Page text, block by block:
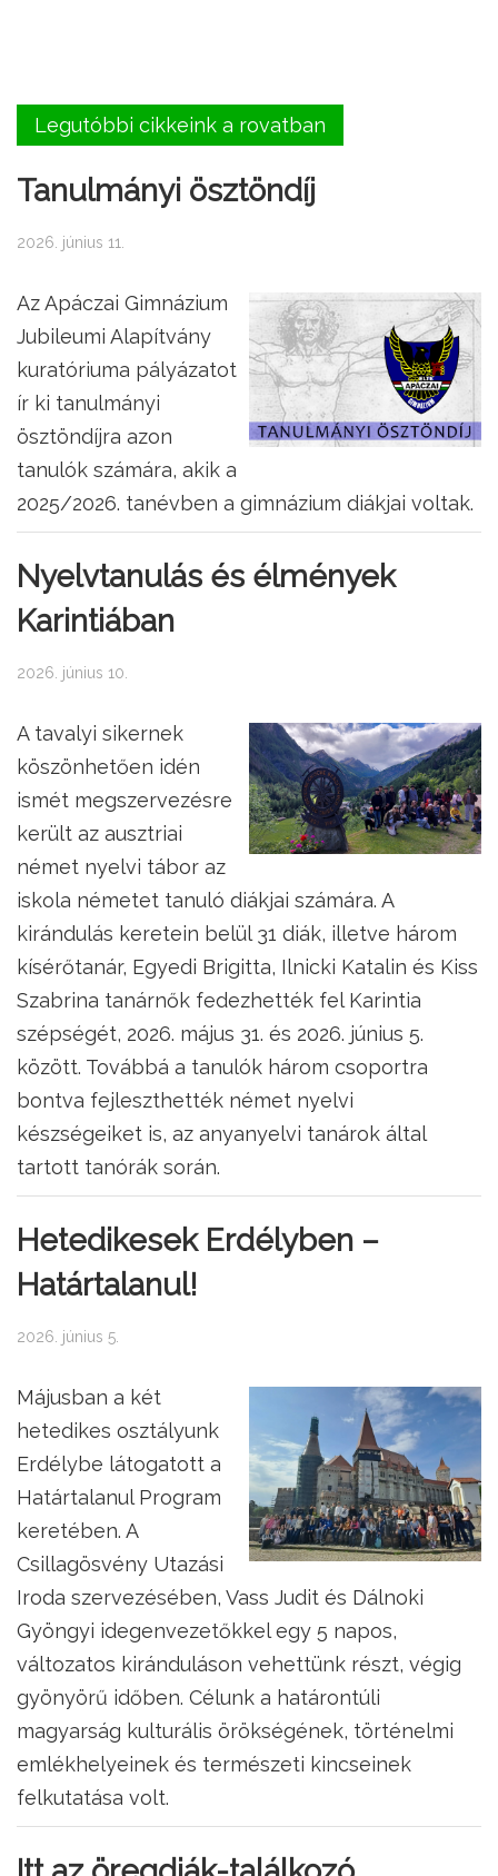
Legutóbbi cikkeink a rovatban
Tanulmányi ösztöndíj
2026. június 11.
Az Apáczai Gimnázium
Jubileumi Alapítvány
kuratóriuma pályázatot
ír ki tanulmányi
ösztöndíjra azon
tanulók számára, akik a
2025/2026. tanévben a gimnázium diákjai voltak.
Nyelvtanulás és élmények
Karintiában
2026. június 10.
A tavalyi sikernek
köszönhetően idén
ismét megszervezésre
került az ausztriai
német nyelvi tábor az
iskola németet tanuló diákjai számára. A
kirándulás keretein belül 31 diák, illetve három
kísérőtanár, Egyedi Brigitta, Ilnicki Katalin és Kiss
Szabrina tanárnők fedezhették fel Karintia
szépségét, 2026. május 31. és 2026. június 5.
között. Továbbá a tanulók három csoportra
bontva fejleszthették német nyelvi
készségeiket is, az anyanyelvi tanárok által
tartott tanórák során.
Hetedikesek Erdélyben –
Határtalanul!
2026. június 5.
Májusban a két
hetedikes osztályunk
Erdélybe látogatott a
Határtalanul Program
keretében. A
Csillagösvény Utazási
Iroda szervezésében, Vass Judit és Dálnoki
Gyöngyi idegenvezetőkkel egy 5 napos,
változatos kiránduláson vehettünk részt, végig
gyönyörű időben. Célunk a határontúli
magyarság kulturális örökségének, történelmi
emlékhelyeinek és természeti kincseinek
felkutatása volt.